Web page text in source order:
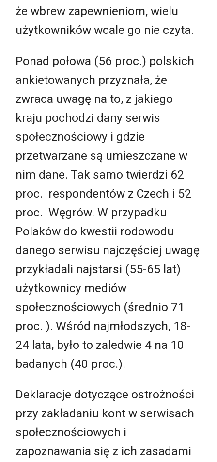
że wbrew zapewnieniom, wielu
użytkowników wcale go nie czyta.
Ponad połowa (56 proc.) polskich
ankietowanych przyznała, że
zwraca uwagę na to, z jakiego
kraju pochodzi dany serwis
społecznościowy i gdzie
przetwarzane są umieszczane w
nim dane. Tak samo twierdzi 62
proc. respondentów z Czech i 52
proc. Węgrów. W przypadku
Polaków do kwestii rodowodu
danego serwisu najczęściej uwagę
przykładali najstarsi (55-65 lat)
użytkownicy mediów
społecznościowych (średnio 71
proc. ). Wśród najmłodszych, 18-
24 lata, było to zaledwie 4 na 10
badanych (40 proc.).
Deklaracje dotyczące ostrożności
przy zakładaniu kont w serwisach
społecznościowych i
zapoznawania się z ich zasadami